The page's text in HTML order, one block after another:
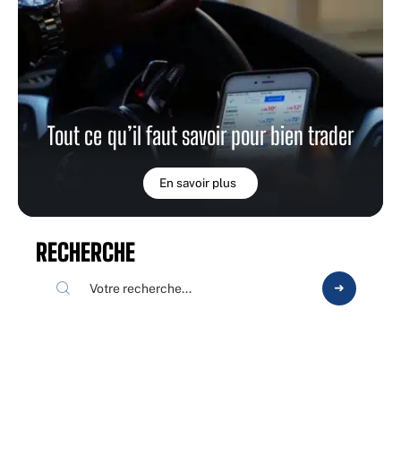
Tout ce qu’il faut savoir pour bien trader
En savoir plus
RECHERCHE